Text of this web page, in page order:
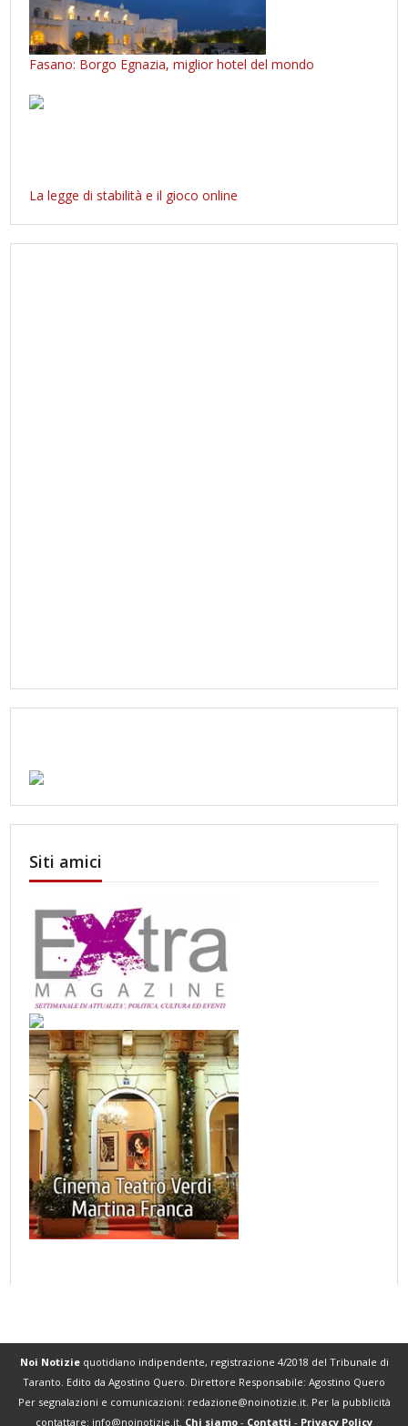
Fasano: Borgo Egnazia, miglior hotel del mondo
La legge di stabilità e il gioco online
Siti amici
Noi Notiziequotidiano indipendente, registrazione 4/2018 del Tribunale di
Taranto. Edito da Agostino Quero. Direttore Responsabile: Agostino Quero
Per segnalazioni e comunicazioni: redazione@noinotizie.it. Per la pubblicità
contattare: info@noinotizie.it Chi siamo - Contatti - Privacy Policy